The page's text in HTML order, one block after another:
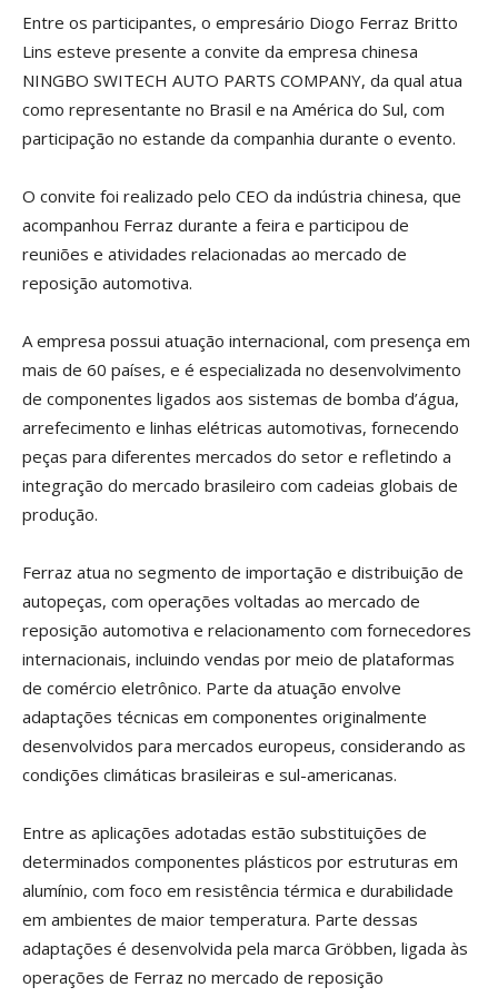
Entre os participantes, o empresário Diogo Ferraz Britto
Lins esteve presente a convite da empresa chinesa
NINGBO SWITECH AUTO PARTS COMPANY, da qual atua
como representante no Brasil e na América do Sul, com
participação no estande da companhia durante o evento.
O convite foi realizado pelo CEO da indústria chinesa, que
acompanhou Ferraz durante a feira e participou de
reuniões e atividades relacionadas ao mercado de
reposição automotiva.
A empresa possui atuação internacional, com presença em
mais de 60 países, e é especializada no desenvolvimento
de componentes ligados aos sistemas de bomba d’água,
arrefecimento e linhas elétricas automotivas, fornecendo
peças para diferentes mercados do setor e refletindo a
integração do mercado brasileiro com cadeias globais de
produção.
Ferraz atua no segmento de importação e distribuição de
autopeças, com operações voltadas ao mercado de
reposição automotiva e relacionamento com fornecedores
internacionais, incluindo vendas por meio de plataformas
de comércio eletrônico. Parte da atuação envolve
adaptações técnicas em componentes originalmente
desenvolvidos para mercados europeus, considerando as
condições climáticas brasileiras e sul-americanas.
Entre as aplicações adotadas estão substituições de
determinados componentes plásticos por estruturas em
alumínio, com foco em resistência térmica e durabilidade
em ambientes de maior temperatura. Parte dessas
adaptações é desenvolvida pela marca Gröbben, ligada às
operações de Ferraz no mercado de reposição